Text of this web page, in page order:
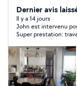
petite plomberie,
de la pose de sol
minutieux,
Dernier avis
Il y a 14 jours
John est intervenu
Super prestation: